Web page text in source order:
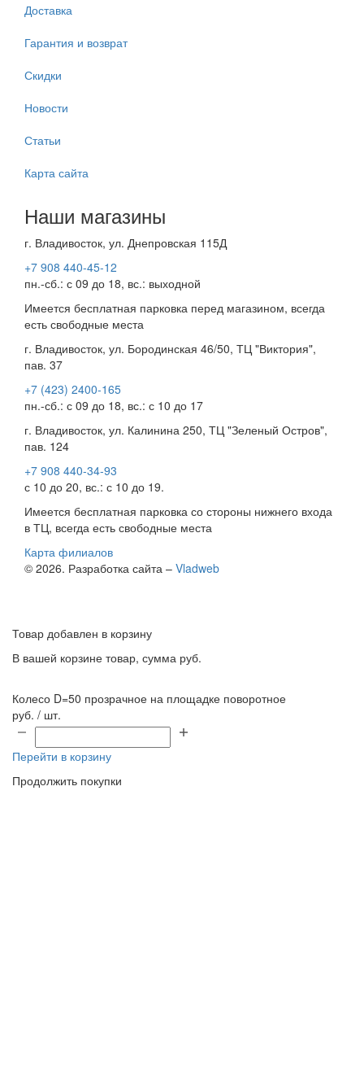
Доставка
Гарантия и возврат
Скидки
Новости
Статьи
Карта сайта
Наши магазины
г. Владивосток, ул. Днепровская 115Д
+7 908 440-45-12
пн.-сб.: с 09 до 18, вс.: выходной
Имеется бесплатная парковка перед магазином, всегда
есть свободные места
г. Владивосток, ул. Бородинская 46/50, ТЦ "Виктория",
пав. 37
+7 (423) 2400-165
пн.-сб.: с 09 до 18, вс.: с 10 до 17
г. Владивосток, ул. Калинина 250, ТЦ "Зеленый Остров",
пав. 124
+7 908 440-34-93
с 10 до 20, вс.: с 10 до 19.
Имеется бесплатная парковка со стороны нижнего входа
в ТЦ, всегда есть свободные места
Карта филиалов
© 2026. Разработка сайта – Vladweb
Товар добавлен в корзину
В вашей корзине товар, сумма руб.
Колесо D=50 прозрачное на площадке поворотное
руб. / шт.
Перейти в корзину
Продолжить покупки